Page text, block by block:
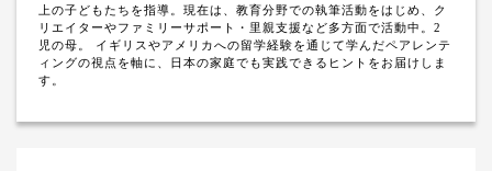
上の子どもたちを指導。現在は、教育分野での執筆活動をはじめ、ク
リエイターやファミリーサポート・里親支援など多方面で活動中。2
児の母。 イギリスやアメリカへの留学経験を通じて学んだペアレンテ
ィングの視点を軸に、日本の家庭でも実践できるヒントをお届けしま
す。